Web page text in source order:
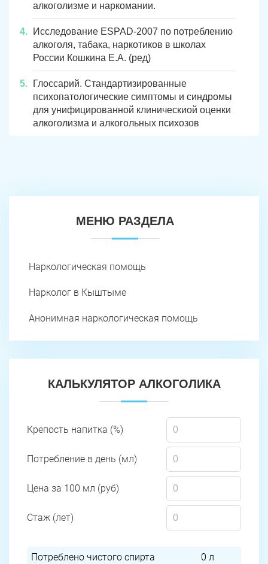
алкоголизме и наркомании.
Исследование ESPAD-2007 по потреблению
алкоголя, табака, наркотиков в школах
России Кошкина Е.А. (ред)
Глоссарий. Стандартизированные
психопатологические симптомы и синдромы
для унифицированной клиническиой оценки
алкоголизма и алкогольных психозов
МЕНЮ РАЗДЕЛА
Наркологическая помощь
Нарколог в Кыштыме
Анонимная наркологическая помощь
КАЛЬКУЛЯТОР АЛКОГОЛИКА
Крепость напитка (%)
Потребление в день (мл)
Цена за 100 мл (руб)
Стаж (лет)
Потреблено чистого спирта 0 л